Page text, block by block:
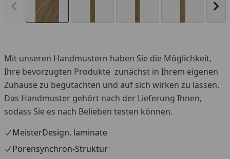
Vorheriges Bild anzeigen
Mit unseren Handmustern haben Sie die Möglichkeit,
Ihre bevorzugten Produkte zunächst in Ihrem eigenen
Zuhause zu begutachten und auf sich wirken zu lassen.
Das Handmuster gehört nach der Lieferung Ihnen,
sodass Sie es nach Belieben testen können.
MeisterDesign. laminate
Porensynchron-Struktur